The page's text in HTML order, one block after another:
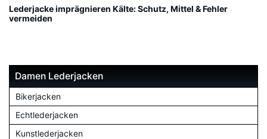
Lederjacke imprägnieren Kälte: Schutz, Mittel & Fehler
vermeiden
Damen Lederjacken
Bikerjacken
Echtlederjacken
Kunstlederjacken